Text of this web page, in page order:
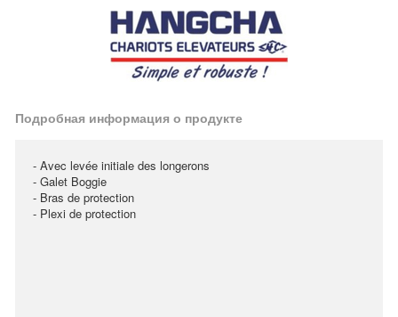
Подробная информация о продукте
- Avec levée initiale des longerons
- Galet Boggie
- Bras de protection
- Plexi de protection